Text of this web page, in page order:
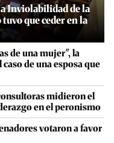
Inviolabilidad de la
que ceder en la
de una mujer", la
de una esposa que
midieron el
en el peronismo
votaron a favor